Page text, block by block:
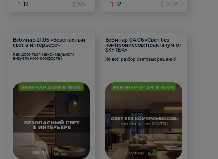
12 56 12 2112
Вебинар 21.05 «Безопасный
свет в интерьере»
Как добиться максимального
визуального комфорта?
Вебинар 04.06 «Свет без
компромиссов: практикум от
SKYTEK»
Живой разбор световых решений